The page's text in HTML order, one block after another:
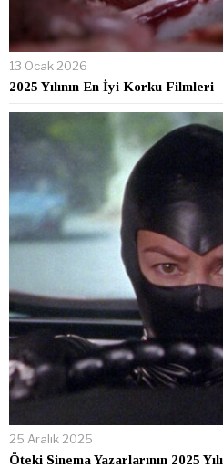
13 Ocak 2026
2025 Yılının En İyi Korku Filmleri
25 Aralık 2025
Öteki Sinema Yazarlarının 2025